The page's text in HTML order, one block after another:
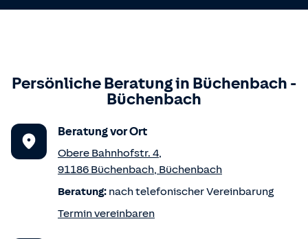
Persönliche Beratung in Büchenbach -
Büchenbach
Beratung vor Ort
Obere Bahnhofstr. 4,
91186 Büchenbach, Büchenbach
Beratung: nach telefonischer Vereinbarung
Termin vereinbaren